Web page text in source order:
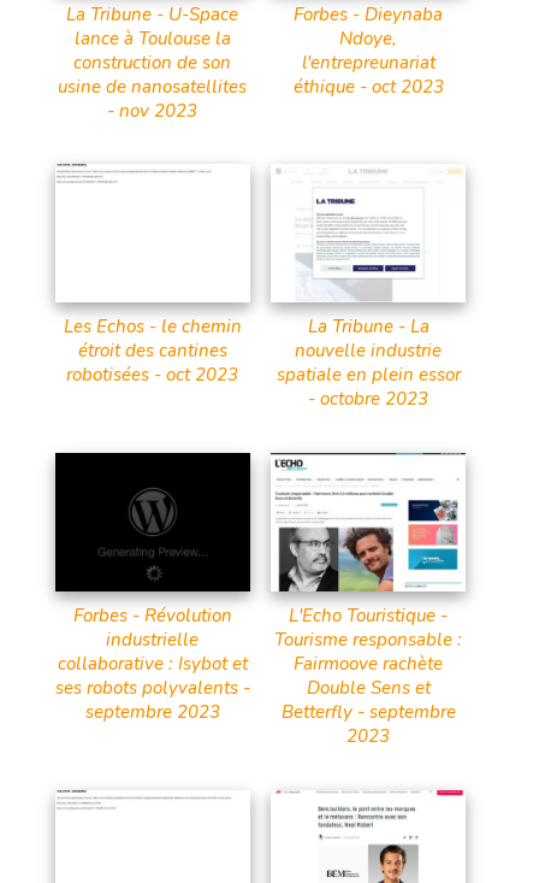
La Tribune - U-Space
lance à Toulouse la
construction de son
usine de nanosatellites
- nov 2023
Forbes - Dieynaba
Ndoye,
l'entrepreunariat
éthique - oct 2023
Les Echos - le chemin
étroit des cantines
robotisées - oct 2023
La Tribune - La
nouvelle industrie
spatiale en plein essor
- octobre 2023
Forbes - Révolution
industrielle
collaborative : Isybot et
ses robots polyvalents -
septembre 2023
L'Echo Touristique -
Tourisme responsable :
Fairmoove rachète
Double Sens et
Betterfly - septembre
2023